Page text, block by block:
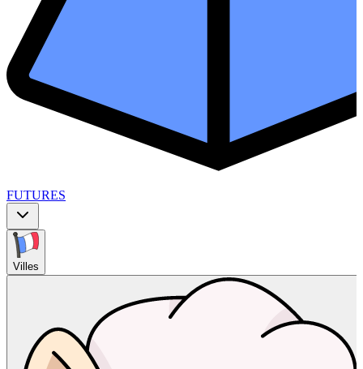
FUTURES
Villes